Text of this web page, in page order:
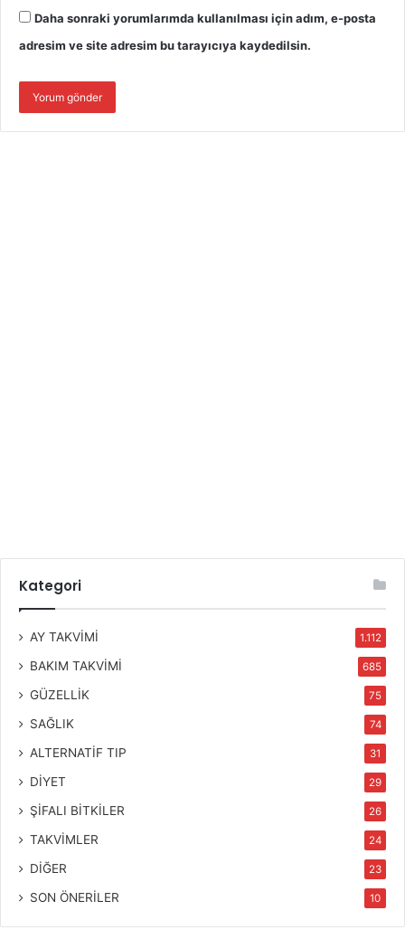
Daha sonraki yorumlarımda kullanılması için adım, e-posta
adresim ve site adresim bu tarayıcıya kaydedilsin.
Kategori
AY TAKVİMİ 1.112
BAKIM TAKVİMİ 685
GÜZELLİK 75
SAĞLIK 74
ALTERNATİF TIP 31
DİYET 29
ŞİFALI BİTKİLER 26
TAKVİMLER 24
DİĞER 23
SON ÖNERİLER 10